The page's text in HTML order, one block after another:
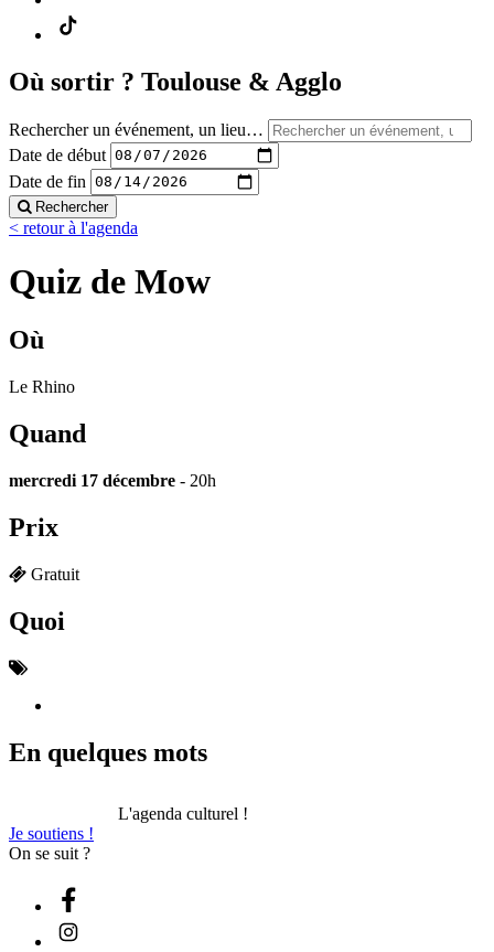
Où sortir ? Toulouse & Agglo
Rechercher un événement, un lieu…
Date de début
Date de fin
Rechercher
< retour à l'agenda
Quiz de Mow
Où
Le Rhino
Quand
mercredi 17 décembre - 20h
Prix
Gratuit
Quoi
En quelques mots
L'agenda culturel !
Je soutiens !
On se suit ?